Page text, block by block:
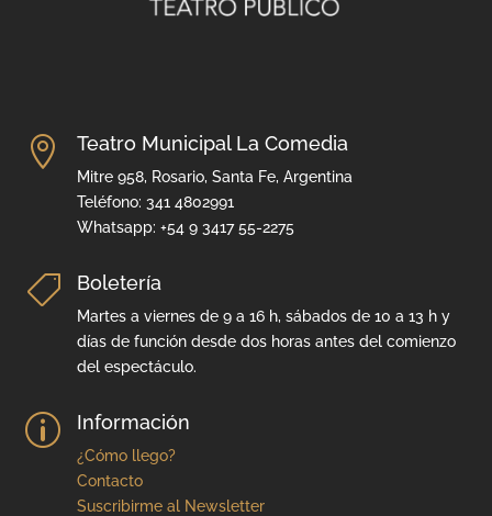
 Teatro Municipal La Comedia
Mitre 958, Rosario, Santa Fe, Argentina
Teléfono: 341 4802991
Whatsapp: +54 9 3417 55-2275
 Boletería
Martes a viernes de 9 a 16 h, sábados de 10 a 13 h y
días de función desde dos horas antes del comienzo
del espectáculo.
p Información
¿Cómo llego?
Contacto
Suscribirme al Newsletter